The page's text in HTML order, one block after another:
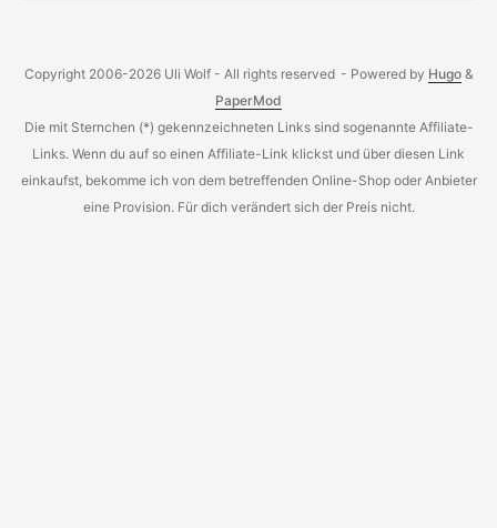
RELATIVE_PATH = "../my/path/somewhere/"; Path path;
path = Paths.get(RELATIVE_PATH);
System.out.println("Absolute Path: " +
System.out.println("Absolute Path: " +
path.toAbsolutePath()); } } Quelle
Copyright 2006-2026 Uli Wolf - All rights reserved - Powered by Hugo &
PaperMod
Die mit Sternchen (*) gekennzeichneten Links sind sogenannte Affiliate-
Links. Wenn du auf so einen Affiliate-Link klickst und über diesen Link
einkaufst, bekomme ich von dem betreffenden Online-Shop oder Anbieter
eine Provision. Für dich verändert sich der Preis nicht.